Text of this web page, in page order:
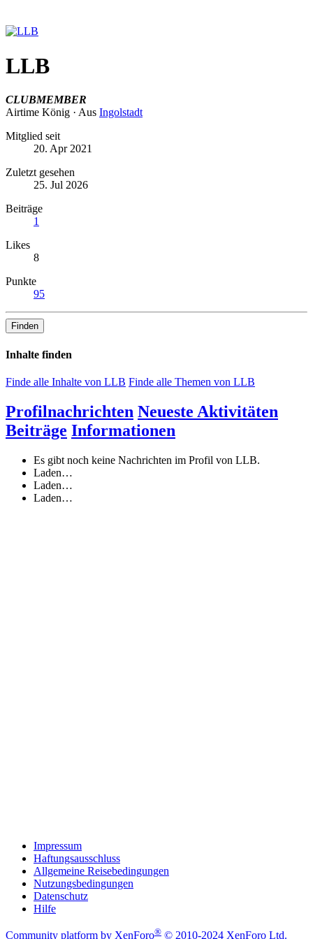
LLB
CLUBMEMBER
Airtime König · Aus Ingolstadt
Mitglied seit
20. Apr 2021
Zuletzt gesehen
25. Jul 2026
Beiträge
1
Likes
8
Punkte
95
Finden
Inhalte finden
Finde alle Inhalte von LLB Finde alle Themen von LLB
Profilnachrichten Neueste Aktivitäten
Beiträge Informationen
Es gibt noch keine Nachrichten im Profil von LLB.
Laden…
Laden…
Laden…
Impressum
Haftungsausschluss
Allgemeine Reisebedingungen
Nutzungsbedingungen
Datenschutz
Hilfe
Community platform by XenForo® © 2010-2024 XenForo Ltd.